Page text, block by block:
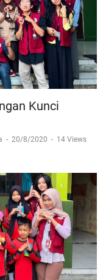
Kunci
- 20/8/2020 - 14 Views